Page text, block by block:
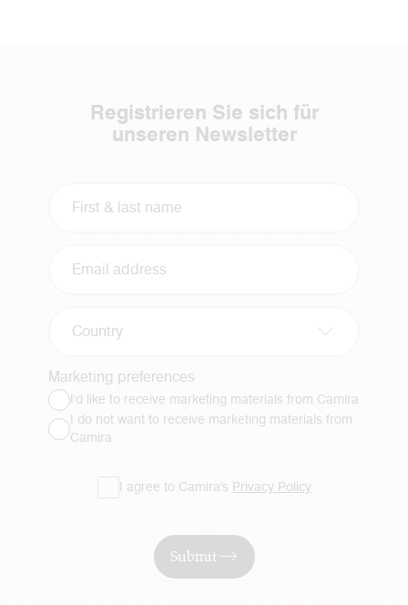
Registrieren Sie sich für
unseren Newsletter
Country
Marketing preferences
I'd like to receive marketing materials from Camira
I do not want to receive marketing materials from
Camira
I agree to Camira's Privacy Policy
Submit